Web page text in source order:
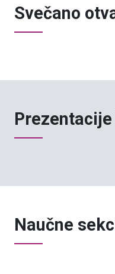
Svečano
Naučne